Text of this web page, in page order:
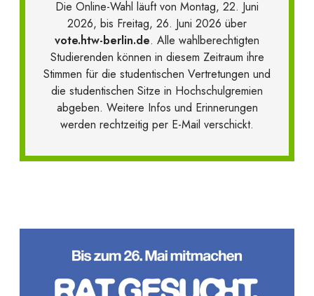
Die Online-Wahl läuft von Montag, 22. Juni
2026, bis Freitag, 26. Juni 2026 über
vote.htw-berlin.de. Alle wahlberechtigten
Studierenden können in diesem Zeitraum ihre
Stimmen für die studentischen Vertretungen und
die studentischen Sitze in Hochschulgremien
abgeben. Weitere Infos und Erinnerungen
werden rechtzeitig per E-Mail verschickt.